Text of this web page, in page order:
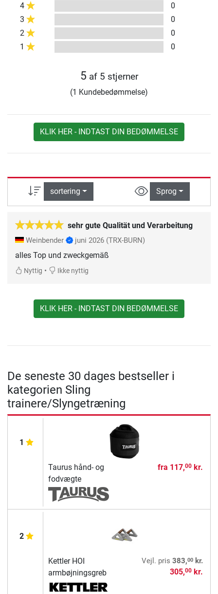
4
0
3
0
2
0
1
0
5 af 5 stjerner
(1 Kundebedømmelse)
KLIK HER - INDTAST DIN BEDØMMELSE
sortering Sprog
sehr gute Qualität und Verarbeitung
Weinbender juni 2026 (TRX-BURN)
alles Top und zweckgemäß
Nyttig • Ikke nyttig
KLIK HER - INDTAST DIN BEDØMMELSE
De seneste 30 dages bestseller i
kategorien Sling
trainere/Slyngetræning
1
Taurus hånd- og
fodvægte
fra 117,00kr.
2
Kettler HOI
armbøjningsgreb
Vejl. pris 383,00kr.
305,00kr.